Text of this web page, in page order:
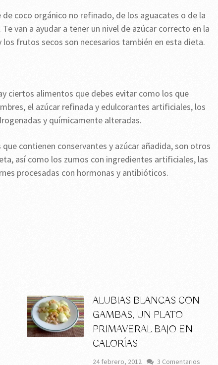
coco orgánico no refinado, de los aguacates o de la
van a ayudar a tener un nivel de azúcar correcto en la
los frutos secos son necesarios también en esta dieta.
ciertos alimentos que debes evitar como los que
el azúcar refinada y edulcorantes artificiales, los
y químicamente alteradas.
contienen conservantes y azúcar añadida, son otros
así como los zumos con ingredientes artificiales, las
procesadas con hormonas y antibióticos.
ALUBIAS BLANCAS CON
GAMBAS, UN PLATO
PRIMAVERAL BAJO EN
CALORÍAS
24 febrero, 2012 3 Comentarios